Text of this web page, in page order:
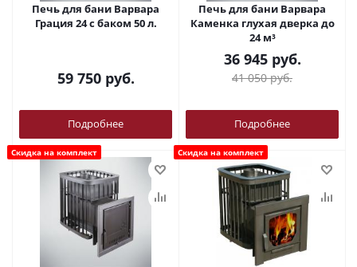
Печь для бани Варвара
Грация 24 с баком 50 л.
59 750руб.
Подробнее
Печь для бани Варвара
Каменка глухая дверка до
24 м³
36 945руб.
41 050руб.
Подробнее
Скидка на комплект Скидка на комплект